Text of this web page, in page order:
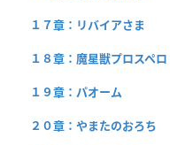
１７章：リバイアさま
１８章：魔星獣プロスペロ
１９章：パオーム
２０章：やまたのおろち